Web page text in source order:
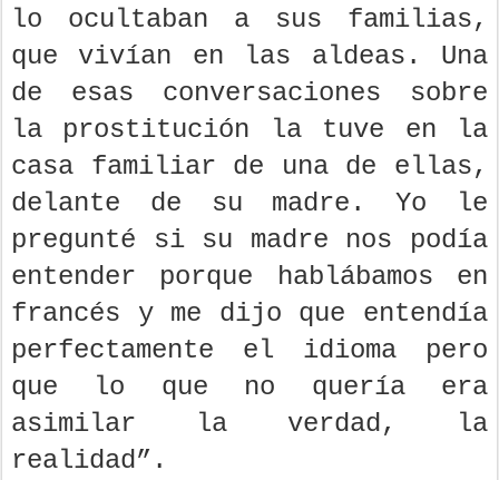
lo ocultaban a sus familias,
que vivían en las aldeas. Una
de esas conversaciones sobre
la prostitución la tuve en la
casa familiar de una de ellas,
delante de su madre. Yo le
pregunté si su madre nos podía
entender porque hablábamos en
francés y me dijo que entendía
perfectamente el idioma pero
que lo que no quería era
asimilar la verdad, la
realidad”.